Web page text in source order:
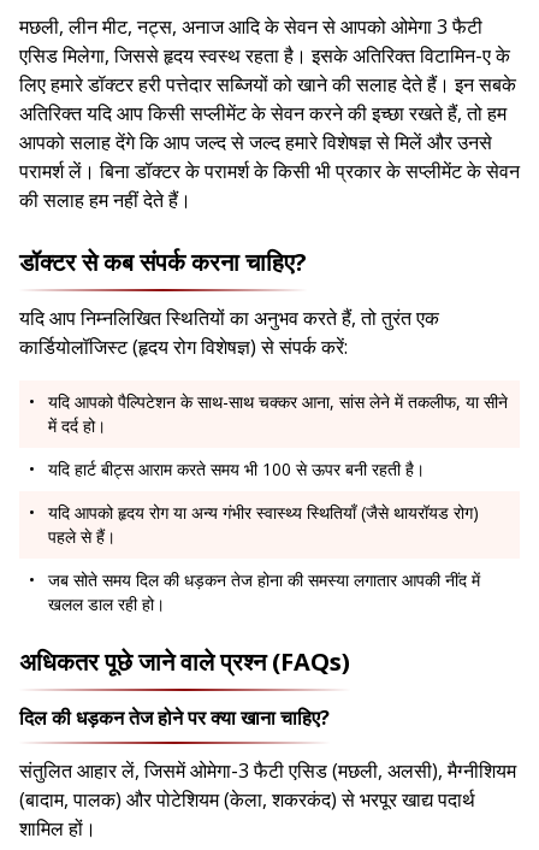
मछली, लीन मीट, नट्स, अनाज आदि के सेवन से आपको ओमेगा 3 फैटी
एसिड मिलेगा, जिससे हृदय स्वस्थ रहता है। इसके अतिरिक्त विटामिन-ए के
लिए हमारे डॉक्टर हरी पत्तेदार सब्जियों को खाने की सलाह देते हैं। इन सबके
अतिरिक्त यदि आप किसी सप्लीमेंट के सेवन करने की इच्छा रखते हैं, तो हम
आपको सलाह देंगे कि आप जल्द से जल्द हमारे विशेषज्ञ से मिलें और उनसे
परामर्श लें। बिना डॉक्टर के परामर्श के किसी भी प्रकार के सप्लीमेंट के सेवन
की सलाह हम नहीं देते हैं।
डॉक्टर से कब संपर्क करना चाहिए?
यदि आप निम्नलिखित स्थितियों का अनुभव करते हैं, तो तुरंत एक
कार्डियोलॉजिस्ट (हृदय रोग विशेषज्ञ) से संपर्क करें:
यदि आपको पैल्पिटेशन के साथ-साथ चक्कर आना, सांस लेने में तकलीफ, या सीने
में दर्द हो।
यदि हार्ट बीट्स आराम करते समय भी 100 से ऊपर बनी रहती है।
यदि आपको हृदय रोग या अन्य गंभीर स्वास्थ्य स्थितियाँ (जैसे थायरॉयड रोग)
पहले से हैं।
जब सोते समय दिल की धड़कन तेज होना की समस्या लगातार आपकी नींद में
खलल डाल रही हो।
अधिकतर पूछे जाने वाले प्रश्न (FAQs)
दिल की धड़कन तेज होने पर क्या खाना चाहिए?
संतुलित आहार लें, जिसमें ओमेगा-3 फैटी एसिड (मछली, अलसी), मैग्नीशियम
(बादाम, पालक) और पोटेशियम (केला, शकरकंद) से भरपूर खाद्य पदार्थ
शामिल हों।